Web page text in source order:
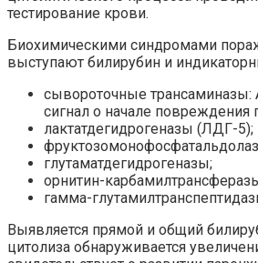
тестирование крови.
Биохимическими синдромами
выступают билирубин и
сывороточные
сигнал о начале повреждения
лактатдегидрогеназы (ЛДГ-5);
глутаматдегидрогеназы;
орнитин-
гамма-
Выявляется прямой и общий
цитолиза обнаруживается